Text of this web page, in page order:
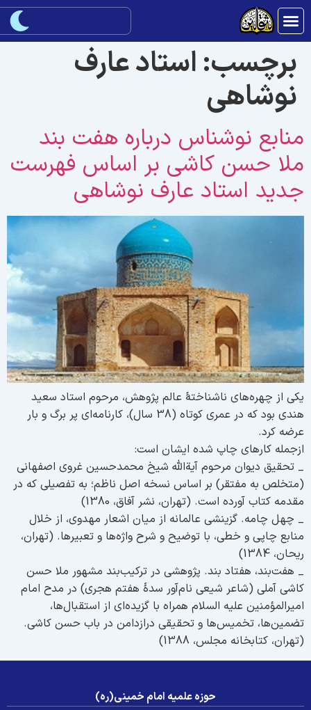
برچسب:استاد عارف
نوشاهی
نوشناس درباره هفت بند
حسن کاشی بر اساس فهرست
استاد عارف نوشاهی
از چهره‌های ناشناختۀ عالم پژوهش، مرحوم استاد سعید
هندی بود که در عمری کوتاه (38 سال)، کارنامه‌ای پر برگ و بار
کرد.
کارهای چاپ شده ایشان است:
تحقیق دیوان مرحوم آیة‌الله شیخ محمدحسین غروی اصفهانی
به مفتقر) بر اساس نسخه اصل ناظم؛ به تفصیلی که در
کتاب آورده است. (تهران، نشر آفاق، 1380)
چهل چامه. گزینشی عالمانه از میان اشعار مهدوی، از خلال
چاپی و خطی، با توضیح و شرح واژه‌ها و تعبیرها. (تهران،
1384)
هفت‌بند، هفتاد بند. پژوهشی در ترکیب‌بند مشهور ملا حسن
آملی (شاعر شیعی نام‌آور سدۀ هفتم هجری) در مدح امام
علیه السلام همراه با گزیده‌ای از استقبال‌ها،
تخمیس‌ها و تحقیقی درازدامن در باب حسن کاشی.
کتابخانه مجلس، 1388)
حوزه علمیه امام خمینی(ره)